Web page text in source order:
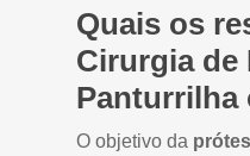
Quais os
Cirurgia de
Panturrilha
O objetivo da